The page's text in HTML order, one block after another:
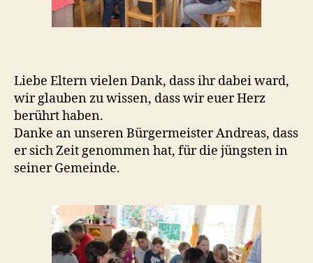
Liebe Eltern vielen Dank, dass ihr dabei ward,
wir glauben zu wissen, dass wir euer Herz
berührt haben.
Danke an unseren Bürgermeister Andreas, dass
er sich Zeit genommen hat, für die jüngsten in
seiner Gemeinde.